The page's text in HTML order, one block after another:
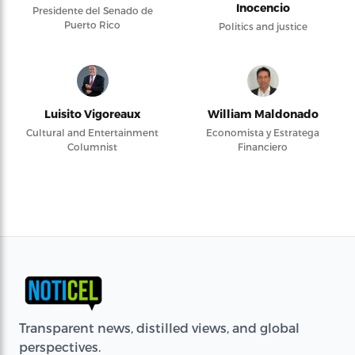
Presidente del Senado de
Puerto Rico
Inocencio
Politics and justice
Luisito Vigoreaux
Cultural and Entertainment
Columnist
William Maldonado
Economista y Estratega
Financiero
Transparent news, distilled views, and global
perspectives.